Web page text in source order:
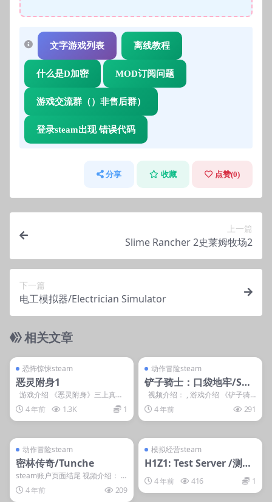
文字游戏列表 离线教程
什么是D加密 MOD订阅问题
游戏交流群（）非售后群）
登录steam出现 错误代码
分享 收藏 点赞(0)
上一篇
Slime Rancher 2史莱姆牧场2
下一篇
电工模拟器/Electrician Simulator
相关文章
恐怖惊悚steam
恶灵附身1
游戏介绍 《恶灵附身》三上真司
操办的回归生存类恐怖新作。将使
用id...4 年前 1.3K 1
动作冒险steam
铲子骑士：口袋地牢/Sho
vel Knight Pocket Dun
geon
视频介绍： , 游戏介绍 《铲子骑
士：口袋地牢》是由VINE, Y...
4 年前 291
动作冒险steam
密林传奇/Tunche
steam账户页面结尾 视频介绍： ,
游戏介绍 《密林传奇》是一款魅力
十足的手...
4 年前 209
模拟经营steam
H1Z1: Test Server /测试
服务器
4 年前 416 1